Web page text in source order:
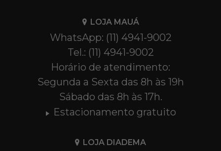
LOJA MAUÁ
WhatsApp: (11) 4941-9002
Tel.: (11) 4941-9002
Horário de atendimento:
Segunda a Sexta das 8h às 19h
Sábado das 8h às 17h.
Estacionamento gratuito
LOJA DIADEMA